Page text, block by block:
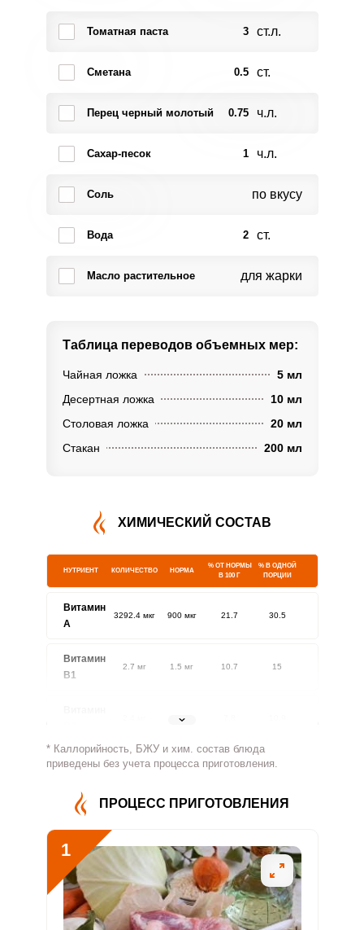
Томатная паста 3 ст.л.
Сметана 0.5 ст.
Перец черный молотый 0.75 ч.л.
Сахар-песок 1 ч.л.
Соль по вкусу
Вода 2 ст.
Масло растительное для жарки
Таблица переводов объемных мер:
Чайная ложка
5 мл
Десертная ложка
10 мл
Столовая ложка
20 мл
Стакан
200 мл
ХИМИЧЕСКИЙ СОСТАВ
НУТРИЕНТ КОЛИЧЕСТВО НОРМА
% ОТ НОРМЫ
В 100 Г
% В ОДНОЙ
ПОРЦИИ
Витамин
A
3292.4 мкг 900 мкг 21.7 30.5
Витамин
В1
2.7 мг 1.5 мг 10.7 15
1.8 мг
Витамин
613.1 мг 500 мг 7.3 10.2
Витамин
В5
Витамин
В6
2 мг 15.9 22.3
Витамин
83.4 мкг 400 мкг 1.2 1.7
* Каллорийность, БЖУ и хим. состав блюда
приведены без учета процесса приготовления.
ПРОЦЕСС ПРИГОТОВЛЕНИЯ
1